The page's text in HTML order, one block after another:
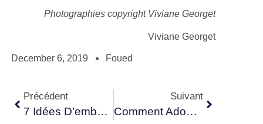
Photographies copyright Viviane Georget
Viviane Georget
December 6, 2019 Foued
Précédent
7 Idées D’emballage Cadeau Zéro Déchet Faciles À Reproduire
Suivant
Comment Adopter La Guirlande De Noël Zéro Déchet ?